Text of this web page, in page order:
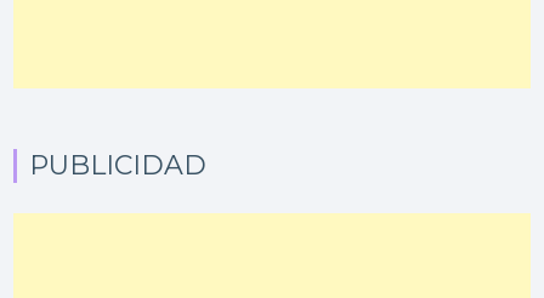
PUBLICIDAD